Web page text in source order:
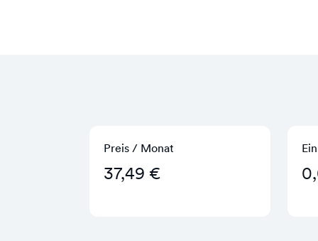
Preis / Monat
37,49 €